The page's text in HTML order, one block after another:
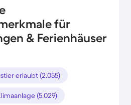
für
& Ferienhäuser
erlaubt (2.055)
(5.029)